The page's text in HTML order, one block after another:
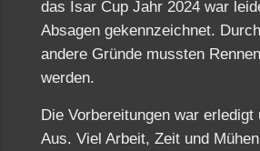
das Isar Cup Jahr 2024 war
Absagen gekennzeichnet.
andere Gründe mussten
werden.
Die Vorbereitungen war erledigt
Aus. Viel Arbeit, Zeit und